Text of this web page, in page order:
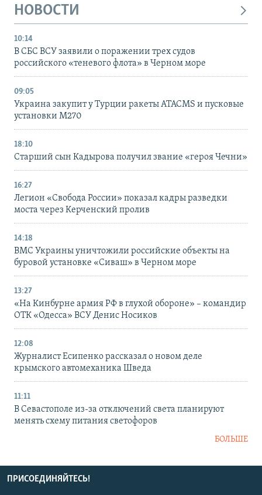
НОВОСТИ
10:14
В СБС ВСУ заявили о поражении трех судов
российского «теневого флота» в Черном море
09:05
Украина закупит у Турции ракеты ATACMS и пусковые
установки M270
18:10
Старший сын Кадырова получил звание «героя Чечни»
16:27
Легион «Свобода России» показал кадры разведки
моста через Керченский пролив
14:18
ВМС Украины уничтожили российские объекты на
буровой установке «Сиваш» в Черном море
13:27
«На Кинбурне армия РФ в глухой обороне» – командир
ОТК «Одесса» ВСУ Денис Носиков
12:08
Журналист Есипенко рассказал о новом деле
крымского автомеханика Шведа
11:11
В Севастополе из-за отключений света планируют
менять схему питания светофоров
БОЛЬШЕ
ПРИСОЕДИНЯЙТЕСЬ!